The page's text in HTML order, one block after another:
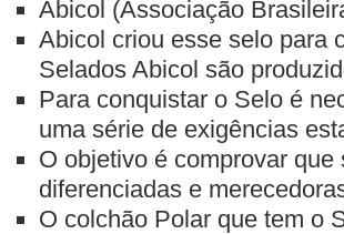
Abicol (Associação
Abicol criou esse selo para
Selados Abicol são
Para conquistar o Selo é
uma série de exigências
O objetivo é comprovar
diferenciadas e
O colchão Polar que tem o